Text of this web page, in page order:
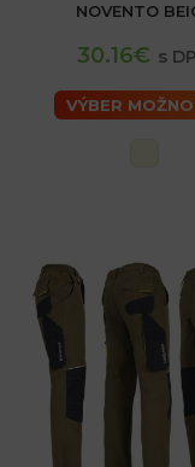
NOVENTO
30.16€ s
VÝBER